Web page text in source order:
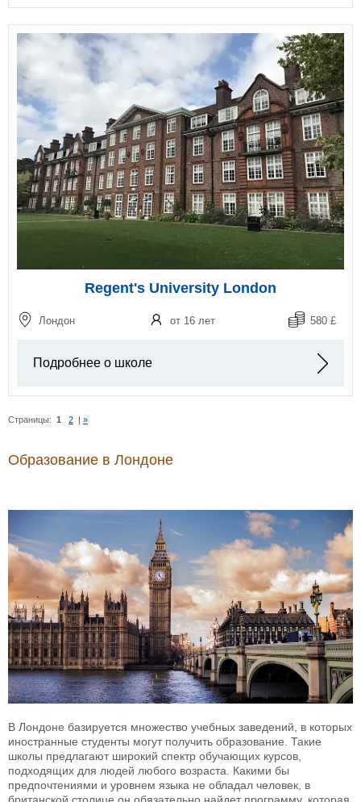
Regent's University London
Лондон от 16 лет 580 £
Подробнее о школе
Страницы: 1 2 | »
Образование в Лондоне
В Лондоне базируется множество учебных заведений, в которых
иностранные студенты могут получить образование. Такие
школы предлагают широкий спектр обучающих курсов,
подходящих для людей любого возраста. Какими бы
предпочтениями и уровнем языка не обладал человек, в